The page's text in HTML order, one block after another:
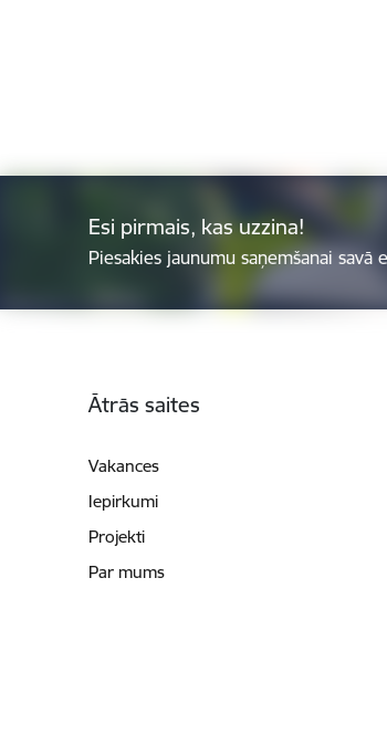
Esi pirmais, kas uzzina!
Piesakies jaunumu saņemšanai savā
Ātrās saites
Vakances
Iepirkumi
Projekti
Par mums